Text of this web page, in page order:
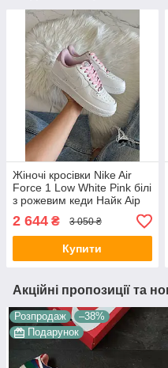
Жіночі кросівки Nike Air
Force 1 Low White Pink білі
з рожевим кеди Найк Аір
шкіра демісезон для дівчат
2 644 ₴ 3 050 ₴
Купити
Акційні пропозиції та
Розпродаж
–38%
Подарунок